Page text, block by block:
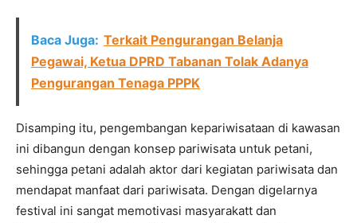
Baca Juga: Terkait Pengurangan Belanja
Pegawai, Ketua DPRD Tabanan Tolak Adanya
Pengurangan Tenaga PPPK
Disamping itu, pengembangan kepariwisataan di kawasan
ini dibangun dengan konsep pariwisata untuk petani,
sehingga petani adalah aktor dari kegiatan pariwisata dan
mendapat manfaat dari pariwisata. Dengan digelarnya
festival ini sangat memotivasi masyarakatt dan